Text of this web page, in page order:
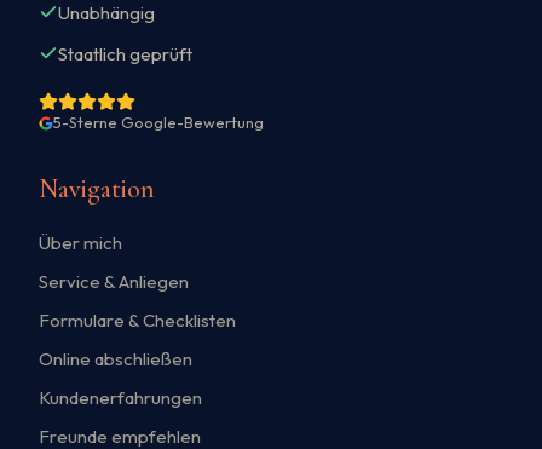
Unabhängig
Staatlich geprüft
5-Sterne Google-Bewertung
Navigation
Über mich
Service & Anliegen
Formulare & Checklisten
Online abschließen
Kundenerfahrungen
Freunde empfehlen